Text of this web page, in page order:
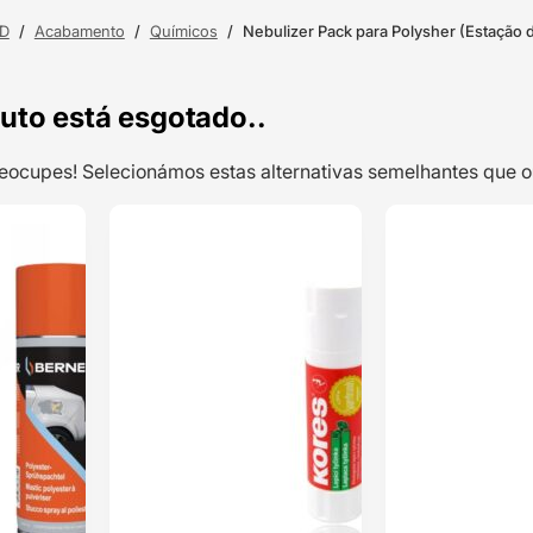
/ Acabamento / Químicos / Nebulizer Pack para Polysher (Estação
está esgotado..
Selecionámos estas alternativas semelhantes que
com5.00
5 com base
em3
classificações
de clientes
11,77